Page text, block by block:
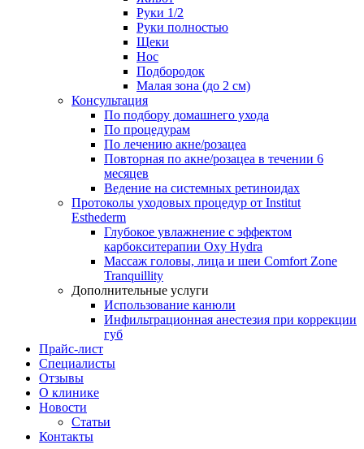
Руки 1/2
Руки полностью
Щеки
Нос
Подбородок
Малая зона (до 2 см)
Консультация
По подбору домашнего ухода
По процедурам
По лечению акне/розацеа
Повторная по акне/розацеа в течении 6
месяцев
Ведение на системных ретиноидах
Протоколы уходовых процедур от Institut
Esthederm
Глубокое увлажнение с эффектом
карбокситерапии Oxy Hydra
Массаж головы, лица и шеи Comfort Zone
Tranquillity
Дополнительные услуги
Использование канюли
Инфильтрационная анестезия при коррекции
губ
Прайс-лист
Специалисты
Отзывы
О клинике
Новости
Статьи
Контакты